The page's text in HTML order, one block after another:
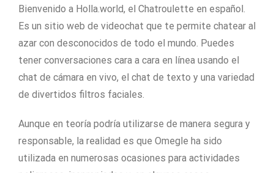
Bienvenido a Holla.world, el Chatroulette en español.
Es un sitio web de videochat que te permite chatear al
azar con desconocidos de todo el mundo. Puedes
tener conversaciones cara a cara en línea usando el
chat de cámara en vivo, el chat de texto y una variedad
de divertidos filtros faciales.
Aunque en teoría podría utilizarse de manera segura y
responsable, la realidad es que Omegle ha sido
utilizada en numerosas ocasiones para actividades